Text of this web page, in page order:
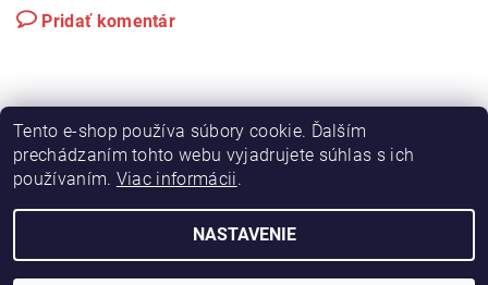
Pridať komentár
Výroba hydraulických hadíc
2026 © Hydramac Lokca - náhradné diely na traktory Zetor, všetky práva vyhradené
Tento e-shop používa súbory cookie. Ďalším
prechádzaním tohto webu vyjadrujete súhlas s ich
používaním. Viac informácii.
NASTAVENIE